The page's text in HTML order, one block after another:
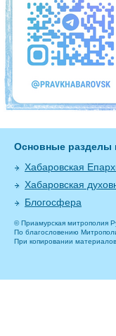
Основные разделы
Хабаровская
Хабаровская
Блогосфера
© Приамурская митрополия
По благословению
При копировании